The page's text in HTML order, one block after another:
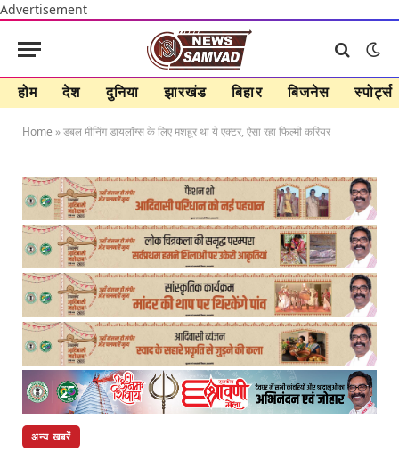
Advertisement
होम देश दुनिया झारखंड बिहार बिजनेस स्पोर्ट्स
Home »डबल मीनिंग डायलॉग्स के लिए मशहूर था ये एक्टर, ऐसा रहा फिल्मी करियर
अन्य खबरें